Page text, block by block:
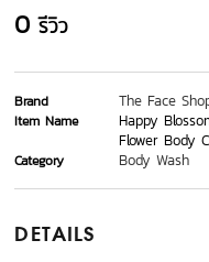
0 รีวิว
Brand The Face
Item Name
Happy
Flower Body
Category Body Wash
DETAILS